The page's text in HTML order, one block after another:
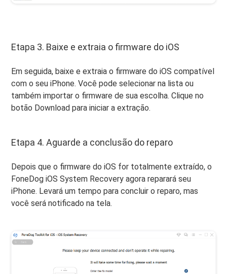
Etapa 3. Baixe e extraia o firmware do iOS
Em seguida, baixe e extraia o firmware do iOS compatível
com o seu iPhone. Você pode selecionar na lista ou
também importar o firmware de sua escolha. Clique no
botão Download para iniciar a extração.
Etapa 4. Aguarde a conclusão do reparo
Depois que o firmware do iOS for totalmente extraído, o
FoneDog iOS System Recovery agora reparará seu
iPhone. Levará um tempo para concluir o reparo, mas
você será notificado na tela.